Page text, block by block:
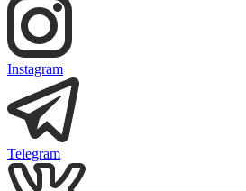
Instagram
Telegram